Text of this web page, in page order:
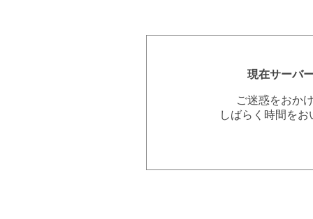
現在サーバ
ご迷惑をおか
しばらく時間を